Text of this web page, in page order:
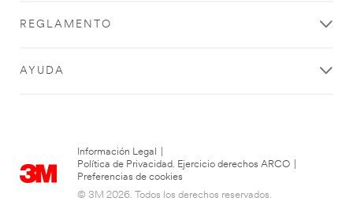
REGLAMENTO
AYUDA
Información Legal
Política de Privacidad. Ejercicio derechos ARCO
Preferencias de cookies
© 3M 2026. Todos los derechos reservados.